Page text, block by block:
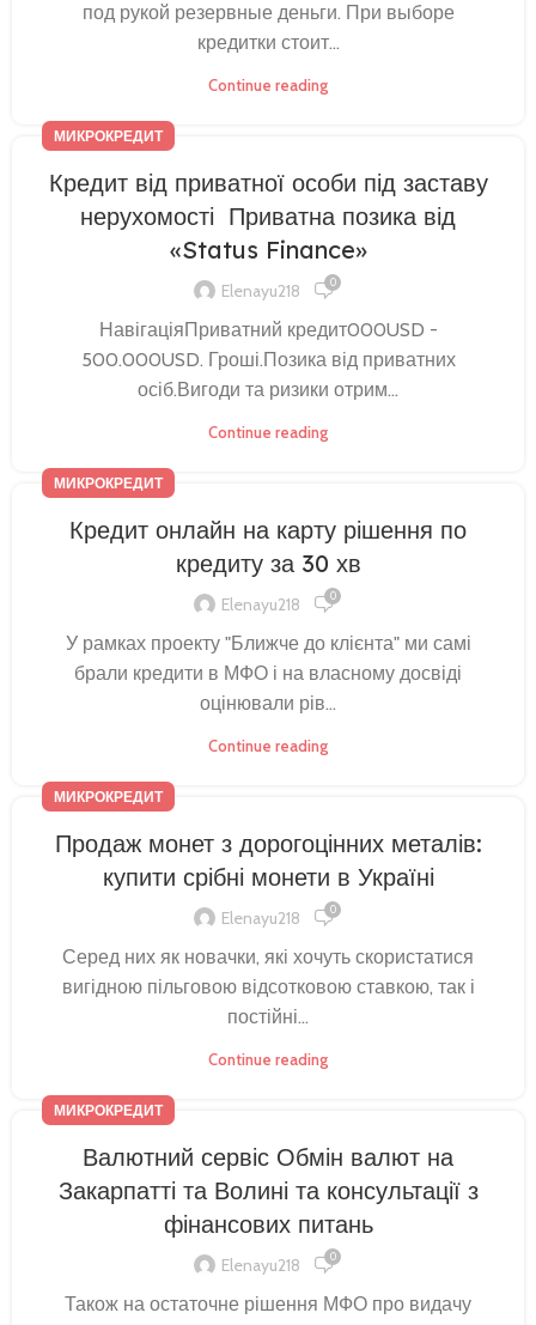
под рукой резервные деньги. При выборе
кредитки стоит...
Continue reading
МИКРОКРЕДИТ
Кредит від приватної особи під заставу
нерухомості ️ Приватна позика від
«Status Finance»
Elenayu218 0
НавігаціяПриватний кредит000USD -
500.000USD. Гроші.Позика від приватних
осіб.Вигоди та ризики отрим...
Continue reading
МИКРОКРЕДИТ
Кредит онлайн на карту рішення по
кредиту за 30 хв
Elenayu218 0
У рамках проекту "Ближче до клієнта" ми самі
брали кредити в МФО і на власному досвіді
оцінювали рів...
Continue reading
МИКРОКРЕДИТ
Продаж монет з дорогоцінних металів:
купити срібні монети в Україні
Elenayu218 0
Серед них як новачки, які хочуть скористатися
вигідною пільговою відсотковою ставкою, так і
постійні...
Continue reading
МИКРОКРЕДИТ
Валютний сервіс Обмін валют на
Закарпатті та Волині та консультації з
фінансових питань
Elenayu218 0
Також на остаточне рішення МФО про видачу